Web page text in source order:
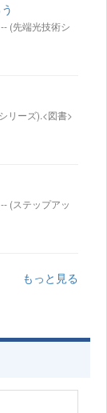
(先端光技術シ
リーズ).<図書>
(ステップアッ
もっと見る